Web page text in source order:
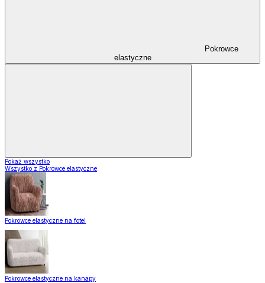
Pokrowce
elastyczne
Pokaż wszystko
Wszystko z Pokrowce elastyczne
Pokrowce elastyczne na fotel
Pokrowce elastyczne na kanapy